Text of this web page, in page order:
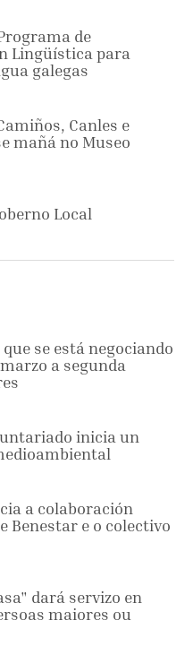
de
Lingüística para
galegas
Canles e
mañá no Museo
Local
se está negociando
a segunda
inicia un
a colaboración
Benestar e o colectivo
dará servizo en
maiores ou